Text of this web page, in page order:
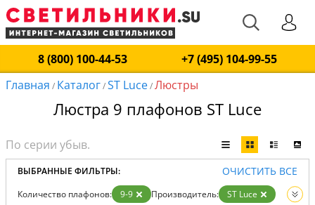
8 (800) 100-44-53
+7 (495) 104-99-55
Главная / Каталог/ST Luce/Люстры
Люстра 9 плафонов ST Luce
ВЫБРАННЫЕ ФИЛЬТРЫ: ОЧИСТИТЬ ВСЕ
Количество плафонов: 9-9 Производитель:
ST Luce